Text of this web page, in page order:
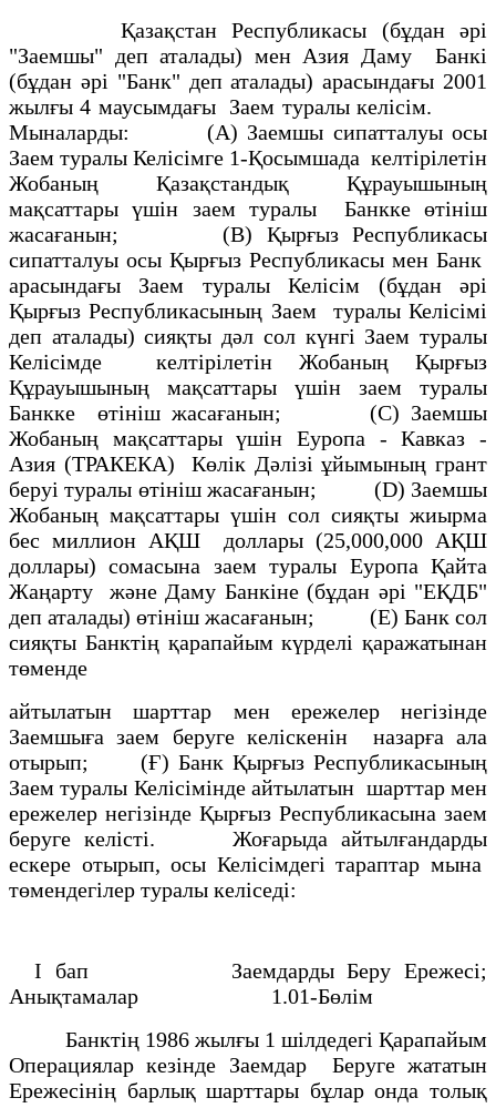
Қазақстан Республикасы (бұдан әрi
"Заемшы" деп аталады) мен Азия Даму Банкі
(бұдан әрi "Банк" деп аталады) арасындағы 2001
жылғы 4 маусымдағы Заем туралы келісім.
Мыналарды: (А) Заемшы сипатталуы осы
Заем туралы Келiсiмге 1-Қосымшада келтiрiлетін
Жобаның Қазақстандық Құрауышының
мақсаттары үшiн заем туралы Банкке өтiнiш
жасағанын; (В) Қырғыз Республикасы
сипатталуы осы Қырғыз Республикасы мен Банк
арасындағы Заем туралы Келiсiм (бұдан әрi
Қырғыз Республикасының Заем туралы Келiсiмi
деп аталады) сияқты дәл сол күнгi Заем туралы
Келiсiмде келтiрiлетiн Жобаның Қырғыз
Құрауышының мақсаттары үшін заем туралы
Банкке өтiнiш жасағанын; (С) Заемшы
Жобаның мақсаттары үшiн Еуропа - Кавказ -
Азия (ТРАКЕКА) Көлiк Дәлiзi ұйымының грант
беруi туралы өтінiш жасағанын; (D) Заемшы
Жобаның мақсаттары үшiн сол сияқты жиырма
бес миллион АҚШ доллары (25,000,000 АҚШ
доллары) сомасына заем туралы Еуропа Қайта
Жаңарту және Даму Банкіне (бұдан әрi "ЕҚДБ"
деп аталады) өтінiш жасағанын; (Е) Банк сол
сияқты Банктің қарапайым күрделi қаражатынан
төменде
айтылатын шарттар мен ережелер негiзiнде
Заемшыға заем беруге келiскенiн назарға ала
отырып; (Ғ) Банк Қырғыз Республикасының
Заем туралы Келiсiмiнде айтылатын шарттар мен
ережелер негiзiнде Қырғыз Республикасына заем
беруге келiсті. Жоғарыда айтылғандарды
ескере отырып, осы Келiсiмдегi тараптар мына
төмендегiлер туралы келiседi:
I бап Заемдарды Беру Ережесi;
Анықтамалар 1.01-Бөлiм
Банктің 1986 жылғы 1 шiлдедегi Қарапайым
Операциялар кезiнде Заемдар Беруге жататын
Ережесiнiң барлық шарттары бұлар онда толық